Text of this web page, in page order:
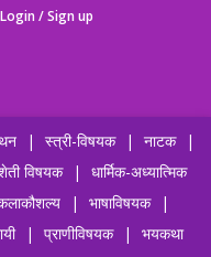
Login / Sign up
| स्त्री-विषयक | नाटक
|
विषयक |
धार्मिक-अध्यात्मिक
| भाषाविषयक
|
| प्राणीविषयक |
भयकथा